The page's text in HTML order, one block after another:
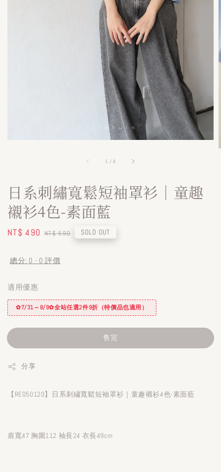
1 /8
日系刺繡寬鬆短袖罩衫｜童趣
襯衫4色-素面藍
Sale
NT$ 490 Regular
NT$ 590 SOLD OUT
總分: 0 - 0 評價
適用優惠
✿7/31～8/9✿全站任選2件9折（特價品也適用）
售完
分享
【RE050120】日系刺繡寬鬆短袖罩衫｜童趣襯衫4色-素面藍
肩寬47 胸圍112 袖長24 衣長49cm